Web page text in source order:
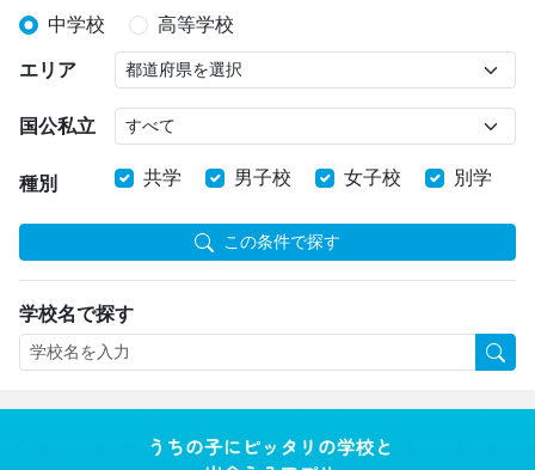
中学校 高等学校
エリア
国公私立
種別 共学 男子校 女子校 別学
この条件で探す
学校名で探す